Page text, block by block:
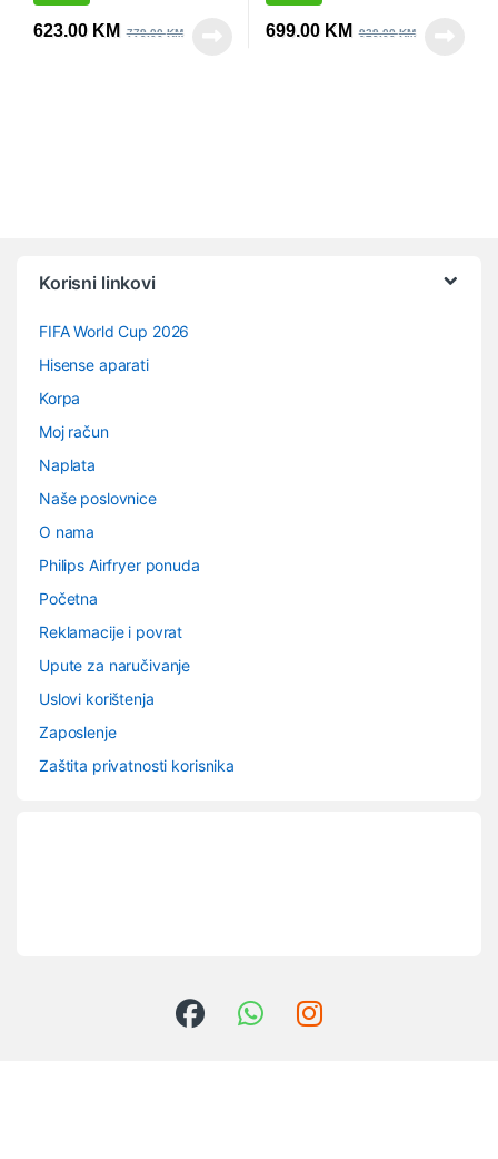
623.00 KM 779.00KM 699.00 KM 929.00KM
Korisni linkovi
FIFA World Cup 2026
Hisense aparati
Korpa
Moj račun
Naplata
Naše poslovnice
O nama
Philips Airfryer ponuda
Početna
Reklamacije i povrat
Upute za naručivanje
Uslovi korištenja
Zaposlenje
Zaštita privatnosti korisnika